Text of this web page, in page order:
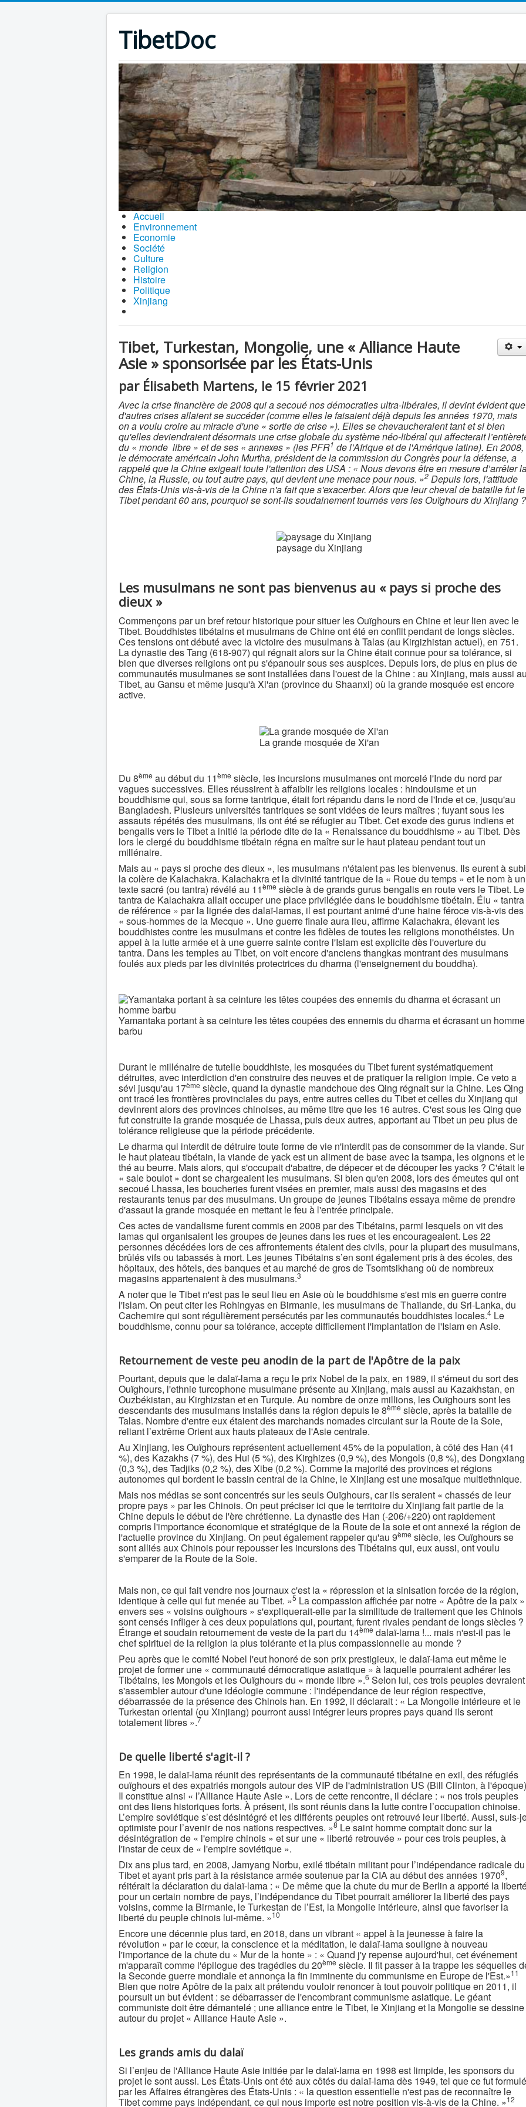
TibetDoc
Accueil
Environnement
Economie
Société
Culture
Religion
Histoire
Politique
Xinjiang
Tibet, Turkestan, Mongolie, une « Alliance Haute
Asie » sponsorisée par les États-Unis
par Élisabeth Martens, le 15 février 2021
Avec la crise financière de 2008 qui a secoué nos démocraties ultra-libérales, il devint évident que
d'autres crises allaient se succéder (comme elles le faisaient déjà depuis les années 1970, mais
on a voulu croire au miracle d'une « sortie de crise »). Elles se chevaucheraient tant et si bien
qu'elles deviendraient désormais une crise globale du système néo-libéral qui affecterait
du « monde libre » et de ses « annexes » (les PFR1 de l'Afrique et de l'Amérique latine). En 2008,
le démocrate américain John Murtha, président de la commission du Congrès pour la défense, a
rappelé que la Chine exigeait toute l'attention des USA : « Nous devons être en mesure d’arrêter
Chine, la Russie, ou tout autre pays, qui devient une menace pour nous. »2 Depuis lors, l'attitude
des États-Unis vis-à-vis de la Chine n'a fait que s'exacerber. Alors que leur cheval de bataille fut le
Tibet pendant 60 ans, pourquoi se sont-ils soudainement tournés vers les Ouïghours du Xinjiang ?
paysage du Xinjiang
Les musulmans ne sont pas bienvenus au « pays si proche des
dieux »
Commençons par un bref retour historique pour situer les Ouïghours en Chine et leur lien avec le
Tibet. Bouddhistes tibétains et musulmans de Chine ont été en conflit pendant de longs siècles.
Ces tensions ont débuté avec la victoire des musulmans à Talas (au Kirgizhistan actuel), en 751.
La dynastie des Tang (618-907) qui régnait alors sur la Chine était connue pour sa tolérance, si
bien que diverses religions ont pu s'épanouir sous ses auspices. Depuis lors, de plus en plus de
communautés musulmanes se sont installées dans l'ouest de la Chine : au Xinjiang, mais aussi
Tibet, au Gansu et même jusqu'à Xi'an (province du Shaanxi) où la grande mosquée est encore
active.
La grande mosquée de Xi'an
Du 8ème au début du 11ème siècle, les incursions musulmanes ont morcelé l'Inde du nord par
vagues successives. Elles réussirent à affaiblir les religions locales : hindouisme et un
bouddhisme qui, sous sa forme tantrique, était fort répandu dans le nord de l'Inde et ce, jusqu'au
Bangladesh. Plusieurs universités tantriques se sont vidées de leurs maîtres ; fuyant sous les
assauts répétés des musulmans, ils ont été se réfugier au Tibet. Cet exode des gurus indiens et
bengalis vers le Tibet a initié la période dite de la « Renaissance du bouddhisme » au Tibet. Dès
lors le clergé du bouddhisme tibétain régna en maître sur le haut plateau pendant tout un
millénaire.
Mais au « pays si proche des dieux », les musulmans n'étaient pas les bienvenus. Ils eurent à
la colère de Kalachakra. Kalachakra et la divinité tantrique de la « Roue du temps » et le nom à un
texte sacré (ou tantra) révélé au 11ème siècle à de grands gurus bengalis en route vers le Tibet. Le
tantra de Kalachakra allait occuper une place privilégiée dans le bouddhisme tibétain. Élu « tantra
de référence » par la lignée des dalaï-lamas, il est pourtant animé d'une haine féroce vis-à-vis des
« sous-hommes de la Mecque ». Une guerre finale aura lieu, affirme Kalachakra, élevant les
bouddhistes contre les musulmans et contre les fidèles de toutes les religions monothéistes. Un
appel à la lutte armée et à une guerre sainte contre l'Islam est explicite dès l'ouverture du
tantra. Dans les temples au Tibet, on voit encore d'anciens thangkas montrant des musulmans
foulés aux pieds par les divinités protectrices du dharma (l'enseignement du bouddha).
Yamantaka portant à sa ceinture les têtes coupées des ennemis du dharma et écrasant un homme
barbu
Durant le millénaire de tutelle bouddhiste, les mosquées du Tibet furent systématiquement
détruites, avec interdiction d'en construire des neuves et de pratiquer la religion impie. Ce veto a
sévi jusqu'au 17ème siècle, quand la dynastie mandchoue des Qing régnait sur la Chine. Les Qing
ont tracé les frontières provinciales du pays, entre autres celles du Tibet et celles du Xinjiang qui
devinrent alors des provinces chinoises, au même titre que les 16 autres. C'est sous les Qing que
fut construite la grande mosquée de Lhassa, puis deux autres, apportant au Tibet un peu plus de
tolérance religieuse que la période précédente.
Le dharma qui interdit de détruire toute forme de vie n'interdit pas de consommer de la viande. Sur
le haut plateau tibétain, la viande de yack est un aliment de base avec la tsampa, les oignons et le
thé au beurre. Mais alors, qui s'occupait d'abattre, de dépecer et de découper les yacks ? C'était le
« sale boulot » dont se chargeaient les musulmans. Si bien qu'en 2008, lors des émeutes qui ont
secoué Lhassa, les boucheries furent visées en premier, mais aussi des magasins et des
restaurants tenus par des musulmans. Un groupe de jeunes Tibétains essaya même de prendre
d'assaut la grande mosquée en mettant le feu à l'entrée principale.
Ces actes de vandalisme furent commis en 2008 par des Tibétains, parmi lesquels on vit des
lamas qui organisaient les groupes de jeunes dans les rues et les encourageaient. Les 22
personnes décédées lors de ces affrontements étaient des civils, pour la plupart des musulmans,
brûlés vifs ou tabassés à mort. Les jeunes Tibétains s’en sont également pris à des écoles, des
hôpitaux, des hôtels, des banques et au marché de gros de Tsomtsikhang où de nombreux
magasins appartenaient à des musulmans.3
A noter que le Tibet n'est pas le seul lieu en Asie où le bouddhisme s'est mis en guerre contre
l'islam. On peut citer les Rohingyas en Birmanie, les musulmans de Thaïlande, du Sri-Lanka, du
Cachemire qui sont régulièrement persécutés par les communautés bouddhistes locales.4 Le
bouddhisme, connu pour sa tolérance, accepte difficilement l'implantation de l'Islam en Asie.
Retournement de veste peu anodin de la part de l'Apôtre de la paix
Pourtant, depuis que le dalaï-lama a reçu le prix Nobel de la paix, en 1989, il s'émeut du sort des
Ouïghours, l'ethnie turcophone musulmane présente au Xinjiang, mais aussi au Kazakhstan, en
Ouzbékistan, au Kirghizstan et en Turquie. Au nombre de onze millions, les Ouïghours sont les
descendants des musulmans installés dans la région depuis le 8ème siècle, après la bataille de
Talas. Nombre d'entre eux étaient des marchands nomades circulant sur la Route de la Soie,
reliant l’extrême Orient aux hauts plateaux de l'Asie centrale.
Au Xinjiang, les Ouïghours représentent actuellement 45% de la population, à côté des Han (41
%), des Kazakhs (7 %), des Hui (5 %), des Kirghizes (0,9 %), des Mongols (0,8 %), des Dongxiang
(0,3 %), des Tadjiks (0,2 %), des Xibe (0,2 %). Comme la majorité des provinces et régions
autonomes qui bordent le bassin central de la Chine, le Xinjiang est une mosaïque multiethnique.
Mais nos médias se sont concentrés sur les seuls Ouïghours, car ils seraient « chassés de leur
propre pays » par les Chinois. On peut préciser ici que le territoire du Xinjiang fait partie de la
Chine depuis le début de l'ère chrétienne. La dynastie des Han (-206/+220) ont rapidement
compris l'importance économique et stratégique de la Route de la soie et ont annexé la région de
l'actuelle province du Xinjiang. On peut également rappeler qu'au 9ème siècle, les Ouïghours se
sont alliés aux Chinois pour repousser les incursions des Tibétains qui, eux aussi, ont voulu
s'emparer de la Route de la Soie.
Mais non, ce qui fait vendre nos journaux c'est la « répression et la sinisation forcée de la région,
identique à celle qui fut menée au Tibet. »5 La compassion affichée par notre « Apôtre de la paix »
envers ses « voisins ouïghours » s'expliquerait-elle par la similitude de traitement que les Chinois
sont censés infliger à ces deux populations qui, pourtant, furent rivales pendant de longs siècles ?
Étrange et soudain retournement de veste de la part du 14ème dalaï-lama !... mais n'est-il pas le
chef spirituel de la religion la plus tolérante et la plus compassionnelle au monde ?
Peu après que le comité Nobel l'eut honoré de son prix prestigieux, le dalaï-lama eut même le
projet de former une « communauté démocratique asiatique » à laquelle pourraient adhérer les
Tibétains, les Mongols et les Ouïghours du « monde libre ».6 Selon lui, ces trois peuples devraient
s'assembler autour d'une idéologie commune : l'indépendance de leur région respective,
débarrassée de la présence des Chinois han. En 1992, il déclarait : « La Mongolie intérieure et le
Turkestan oriental (ou Xinjiang) pourront aussi intégrer leurs propres pays quand ils seront
totalement libres ».7
De quelle liberté s'agit-il ?
En 1998, le dalaï-lama réunit des représentants de la communauté tibétaine en exil, des réfugiés
ouïghours et des expatriés mongols autour des VIP de l'administration US (Bill Clinton, à
Il constitue ainsi « l’Alliance Haute Asie ». Lors de cette rencontre, il déclare : « nos trois peuples
ont des liens historiques forts. À présent, ils sont réunis dans la lutte contre l’occupation chinoise.
L’empire soviétique s’est désintégré et les différents peuples ont retrouvé leur liberté. Aussi, suis-
optimiste pour l’avenir de nos nations respectives. »8 Le saint homme comptait donc sur la
désintégration de « l'empire chinois » et sur une « liberté retrouvée » pour ces trois peuples, à
l'instar de ceux de « l'empire soviétique ».
Dix ans plus tard, en 2008, Jamyang Norbu, exilé tibétain militant pour l’indépendance radicale du
Tibet et ayant pris part à la résistance armée soutenue par la CIA au début des années 19709,
réitérait la déclaration du dalaï-lama : « De même que la chute du mur de Berlin a apporté la
pour un certain nombre de pays, l’indépendance du Tibet pourrait améliorer la liberté des pays
voisins, comme la Birmanie, le Turkestan de l’Est, la Mongolie intérieure, ainsi que favoriser la
liberté du peuple chinois lui-même. »10
Encore une décennie plus tard, en 2018, dans un vibrant « appel à la jeunesse à faire la
révolution » par le cœur, la conscience et la méditation, le dalaï-lama souligne à nouveau
l'importance de la chute du « Mur de la honte » : « Quand j'y repense aujourd'hui, cet événement
m'apparaît comme l'épilogue des tragédies du 20ème siècle. Il fit passer à la trappe les séquelles
la Seconde guerre mondiale et annonça la fin imminente du communisme en Europe de l'Est.»11
Bien que notre Apôtre de la paix ait prétendu vouloir renoncer à tout pouvoir politique en 2011, il
poursuit un but évident : se débarrasser de l'encombrant communisme asiatique. Le géant
communiste doit être démantelé ; une alliance entre le Tibet, le Xinjiang et la Mongolie se dessine
autour du projet « Alliance Haute Asie ».
Les grands amis du dalaï
Si l’enjeu de l'Alliance Haute Asie initiée par le dalaï-lama en 1998 est limpide, les sponsors du
projet le sont aussi. Les États-Unis ont été aux côtés du dalaï-lama dès 1949, tel que ce fut formulé
par les Affaires étrangères des États-Unis : « la question essentielle n'est pas de reconnaître le
Tibet comme pays indépendant, ce qui nous importe est notre position vis-à-vis de la Chine. »12